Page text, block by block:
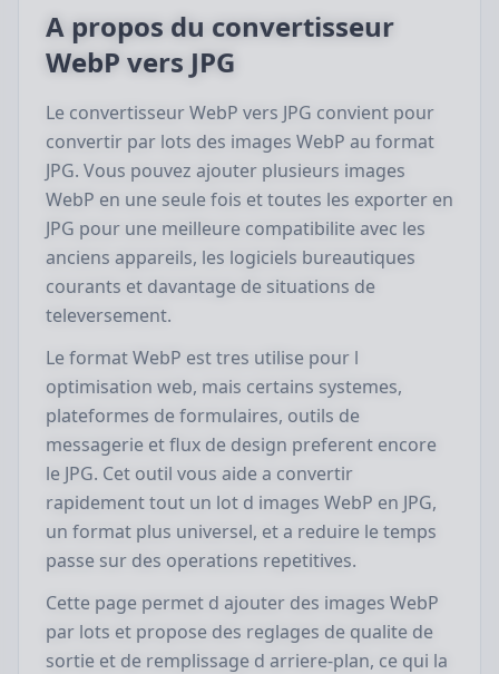
A propos du convertisseur
WebP vers JPG
Le convertisseur WebP vers JPG convient pour
convertir par lots des images WebP au format
JPG. Vous pouvez ajouter plusieurs images
WebP en une seule fois et toutes les exporter en
JPG pour une meilleure compatibilite avec les
anciens appareils, les logiciels bureautiques
courants et davantage de situations de
televersement.
Le format WebP est tres utilise pour l
optimisation web, mais certains systemes,
plateformes de formulaires, outils de
messagerie et flux de design preferent encore
le JPG. Cet outil vous aide a convertir
rapidement tout un lot d images WebP en JPG,
un format plus universel, et a reduire le temps
passe sur des operations repetitives.
Cette page permet d ajouter des images WebP
par lots et propose des reglages de qualite de
sortie et de remplissage d arriere-plan, ce qui la